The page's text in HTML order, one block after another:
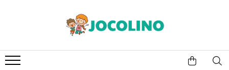
1 - 2 Ani